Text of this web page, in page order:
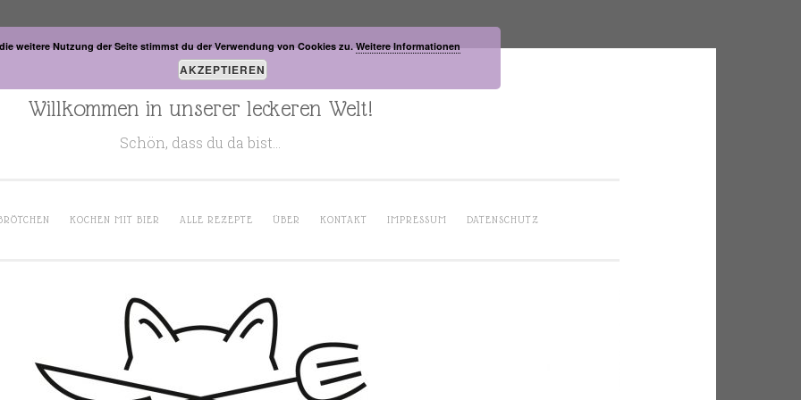
Willkommen in unserer leckeren Welt!
Schön, dass du da bist…
KOCHEN MIT BIER ALLE REZEPTE ÜBER KONTAKT IMPRESSUM DATENSCHUTZ
weitere Nutzung der Seite stimmst du der Verwendung von Cookies zu. Weitere Informationen
AKZEPTIEREN